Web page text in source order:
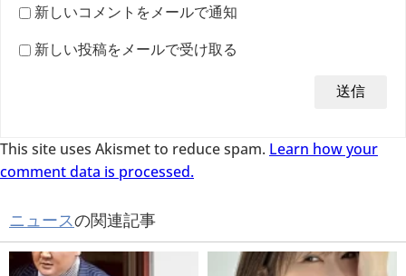
新しいコメントをメールで通知
新しい投稿をメールで受け取る
This site uses Akismet to reduce spam. Learn how your
comment data is processed.
ニュースの関連記事